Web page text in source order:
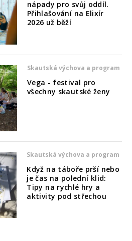
nápady pro svůj oddíl.
Přihlašování na Elixír
2026 už běží
Skautská výchova a program
Vega - festival pro
všechny skautské ženy
Skautská výchova a program
Když na táboře prší nebo
je čas na polední klid:
Tipy na rychlé hry a
aktivity pod střechou